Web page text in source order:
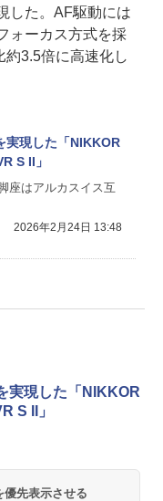
した。AF駆動には
ォーカス方式を採
約3.5倍に高速化し
実現した「NIKKOR
S II」
はアルカスイス互
2026年2月24日 13:48
実現した「NIKKOR
S II」
先表示させる